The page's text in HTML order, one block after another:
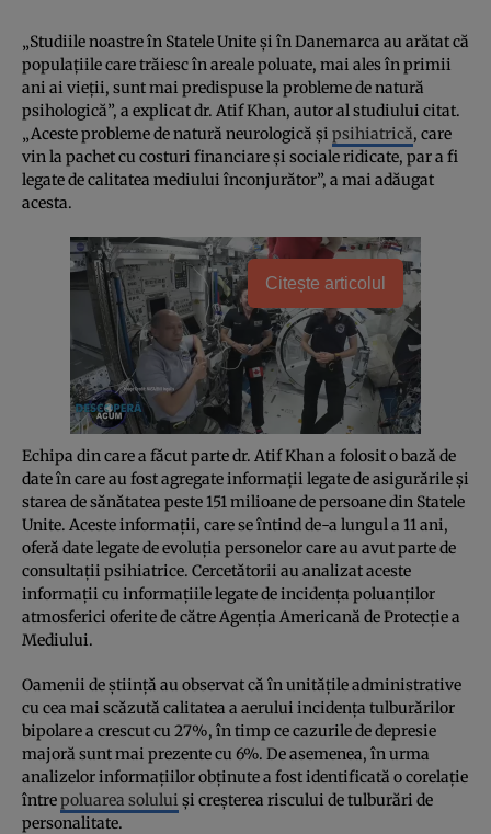
„Studiile noastre în Statele Unite şi în Danemarca au arătat că
populaţiile care trăiesc în areale poluate, mai ales în primii
ani ai vieţii, sunt mai predispuse la probleme de natură
psihologică”, a explicat dr. Atif Khan, autor al studiului citat.
„Aceste probleme de natură neurologică şi psihiatrică, care
vin la pachet cu costuri financiare şi sociale ridicate, par a fi
legate de calitatea mediului înconjurător”, a mai adăugat
acesta.
Citește articolul
Echipa din care a făcut parte dr. Atif Khan a folosit o bază de
date în care au fost agregate informaţii legate de asigurările şi
starea de sănătatea peste 151 milioane de persoane din Statele
Unite. Aceste informaţii, care se întind de-a lungul a 11 ani,
oferă date legate de evoluţia personelor care au avut parte de
consultaţii psihiatrice. Cercetătorii au analizat aceste
informaţii cu informaţiile legate de incidenţa poluanţilor
atmosferici oferite de către Agenţia Americană de Protecţie a
Mediului.
Oamenii de ştiinţă au observat că în unităţile administrative
cu cea mai scăzută calitatea a aerului incidenţa tulburărilor
bipolare a crescut cu 27%, în timp ce cazurile de depresie
majoră sunt mai prezente cu 6%. De asemenea, în urma
analizelor informaţiilor obţinute a fost identificată o corelaţie
întrepoluarea solului şi creşterea riscului de tulburări de
personalitate.